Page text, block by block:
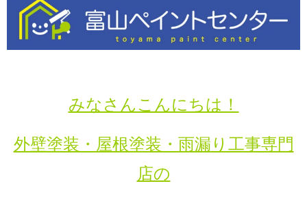
みなさんこんにちは！
外壁塗装・屋根塗装・雨漏り工事専門
店の